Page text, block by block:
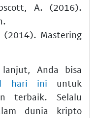
A. (2016).
(2014). Mastering
Anda bisa
hari ini untuk
terbaik. Selalu
dunia kripto